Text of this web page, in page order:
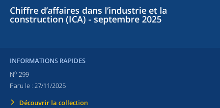
Chiffre d’affaires dans l’industrie et la
construction (ICA) - septembre 2025
INFORMATIONS RAPIDES
No 299
Paru le : 27/11/2025
Découvrir la collection